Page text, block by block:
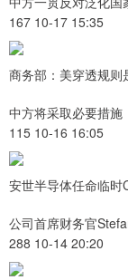
167 10-17 15:35
商务部：美穿透规则
中方将采取必要措施
115 10-16 16:05
安世半导体任命临时
公司首席财务官
288 10-14 20:20